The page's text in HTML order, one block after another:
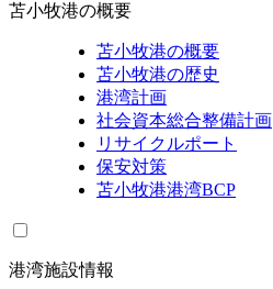
苫小牧港の概要
苫小牧港の概要
苫小牧港の歴史
港湾計画
社会資本総合整備計画
リサイクルポート
保安対策
苫小牧港港湾BCP
港湾施設情報